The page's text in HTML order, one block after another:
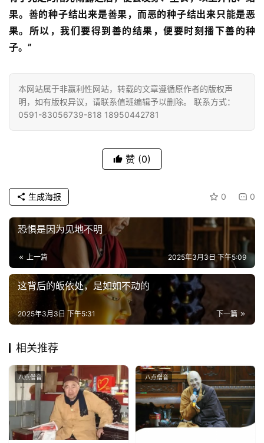
慈
善
教
人
物
寺
视
频
纪
录
佛
教
术
政
策
规
登录 注册
果。善的种子结出来是善果，而恶的种子结出来只能是恶
果。所以，我们要得到善的结果，便要时刻播下善的种
子。”
本网站属于非赢利性网站，转载的文章遵循原作者的版权声
明，如有版权异议，请联系值班编辑予以删除。 联系方式：
0591-83056739-818 18950442781
赞 (0)
0 0
生成海报
恐惧是因为见地不明
上一篇 2025年3月3日 下午5:09
这背后的皈依处，是如如不动的
下一篇
2025年3月3日 下午5:31
相关推荐
八点僧音 八点僧音